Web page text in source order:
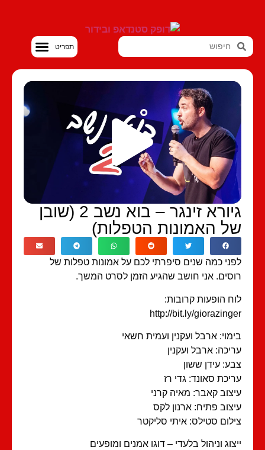
גיורא זינגר – בוא נשב 2 (שובן
האמונות הטפלות)
כמה שנים סיפרתי לכם על אמונות טפלות של
אני חושב שהגיע הזמן לסרט המשך.
הופעות קרובות:
http://bit.ly/
ארבל ועקנין ועמית חשאי
ארבל ועקנין
עידן ששון
סאונד: גדי רז
קאבר: מאיה קרני
פתיח: ארנון לקס
סטילס: איתי סליקטר
וניהול בלעדי – דוגו אמנים ומופעים